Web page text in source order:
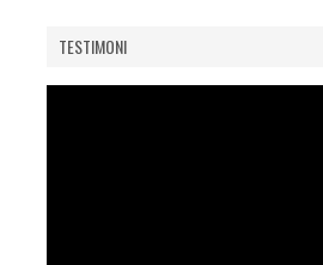
TESTIMONI